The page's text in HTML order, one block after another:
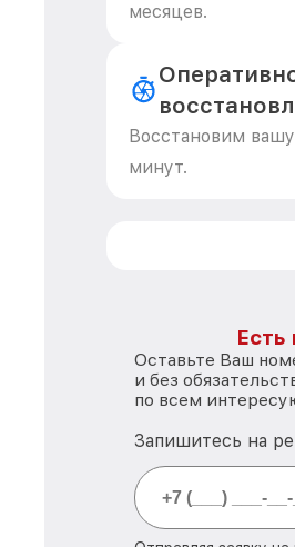
месяцев.
Восстановим
минут.
Есть
Оставьте Ваш
и без
по всем
Запишитесь на